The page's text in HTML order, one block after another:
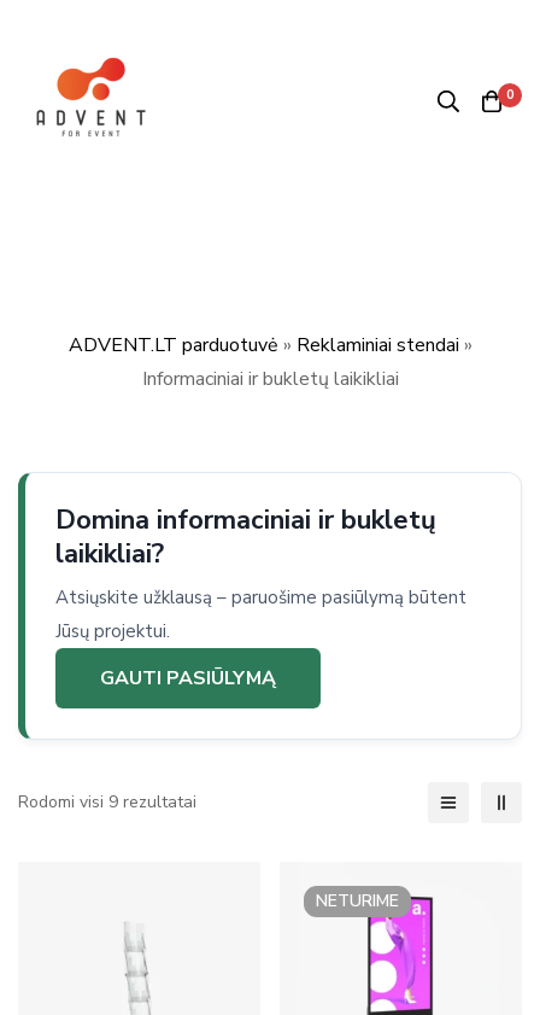
0
ADVENT.LT parduotuvė » Reklaminiai stendai »
Informaciniai ir bukletų laikikliai
Domina informaciniai ir bukletų
laikikliai?
Atsiųskite užklausą – paruošime pasiūlymą būtent
Jūsų projektui.
GAUTI PASIŪLYMĄ
Rodomi visi 9 rezultatai
NETURIME